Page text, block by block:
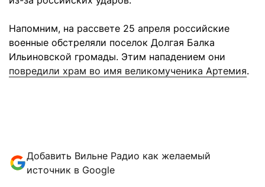
Напомним, на рассвете 25 апреля российские
военные обстреляли поселок Долгая Балка
Ильиновской громады. Этим нападением они
повредили храм во имя великомученика Артемия.
Добавить Вильне Радио как желаемый
источник в Google